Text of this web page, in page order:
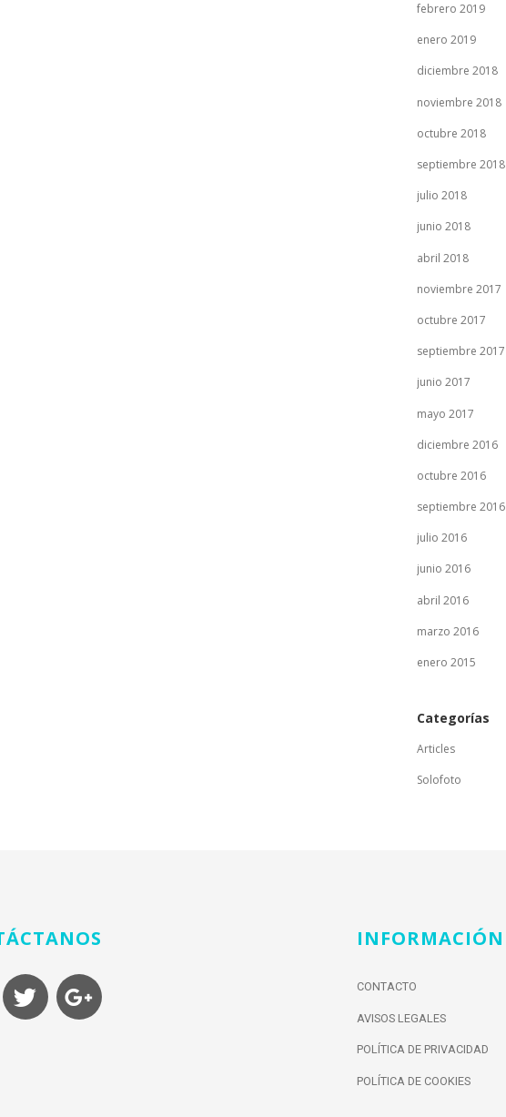
febrero 2019
enero 2019
diciembre 2018
noviembre 2018
octubre 2018
septiembre 2018
julio 2018
junio 2018
abril 2018
noviembre 2017
octubre 2017
septiembre 2017
junio 2017
mayo 2017
diciembre 2016
octubre 2016
septiembre 2016
julio 2016
junio 2016
abril 2016
marzo 2016
enero 2015
Categorías
Articles
Solofoto
INFORMACIÓN
CONTACTO
AVISOS LEGALES
POLÍTICA DE PRIVACIDAD
POLÍTICA DE COOKIES